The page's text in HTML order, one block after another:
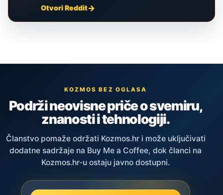
Otvori Reddit
KOZMOS BEZ OGLASA
Podrži neovisne priče o svemiru,
znanosti i tehnologiji.
Članstvo pomaže održati Kozmos.hr i može uključivati
dodatne sadržaje na Buy Me a Coffee, dok članci na
Kozmos.hr-u ostaju javno dostupni.